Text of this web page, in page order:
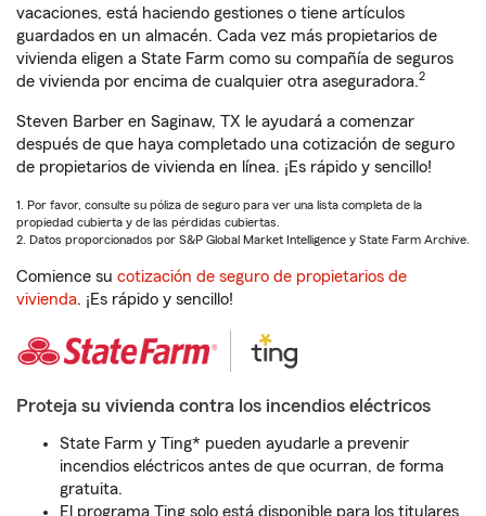
vacaciones, está haciendo gestiones o tiene artículos
guardados en un almacén. Cada vez más propietarios de
vivienda eligen a State Farm como su compañía de seguros
de vivienda por encima de cualquier otra aseguradora.2
Steven Barber en Saginaw, TX le ayudará a comenzar
después de que haya completado una cotización de seguro
de propietarios de vivienda en línea. ¡Es rápido y sencillo!
1. Por favor, consulte su póliza de seguro para ver una lista completa de la
propiedad cubierta y de las pérdidas cubiertas.
2. Datos proporcionados por S&P Global Market Intelligence y State Farm Archive.
Comience su cotización de seguro de propietarios de
vivienda. ¡Es rápido y sencillo!
Proteja su vivienda contra los incendios eléctricos
State Farm y Ting* pueden ayudarle a prevenir
incendios eléctricos antes de que ocurran, de forma
gratuita.
El programa Ting solo está disponible para los titulares